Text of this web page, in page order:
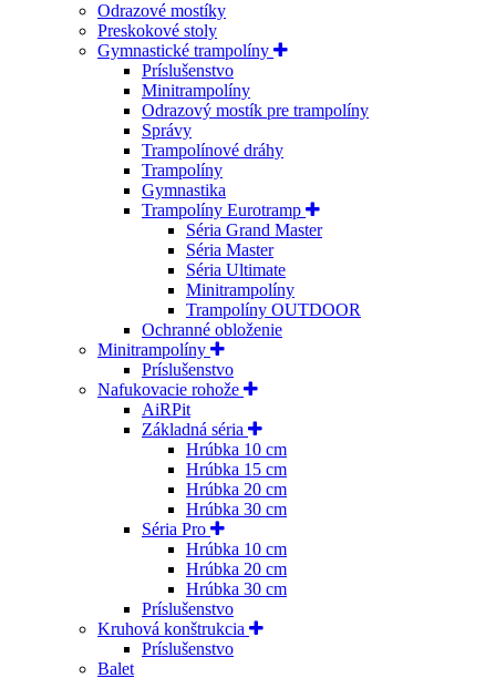
Odrazové mostíky
Preskokové stoly
Gymnastické trampolíny
Príslušenstvo
Minitrampolíny
Odrazový mostík pre trampolíny
Správy
Trampolínové dráhy
Trampolíny
Gymnastika
Trampolíny Eurotramp
Séria Grand Master
Séria Master
Séria Ultimate
Minitrampolíny
Trampolíny OUTDOOR
Ochranné obloženie
Minitrampolíny
Príslušenstvo
Nafukovacie rohože
AiRPit
Základná séria
Hrúbka 10 cm
Hrúbka 15 cm
Hrúbka 20 cm
Hrúbka 30 cm
Séria Pro
Hrúbka 10 cm
Hrúbka 20 cm
Hrúbka 30 cm
Príslušenstvo
Kruhová konštrukcia
Príslušenstvo
Balet